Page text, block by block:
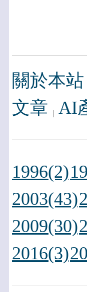
關於本站
文章 AI
1996(2)
2003(43)
2009(30)
2016(3)